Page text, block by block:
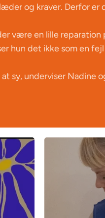
og kraver. Derfor er
være en lille reparation
hun det ikke som en
sy, underviser Nadine